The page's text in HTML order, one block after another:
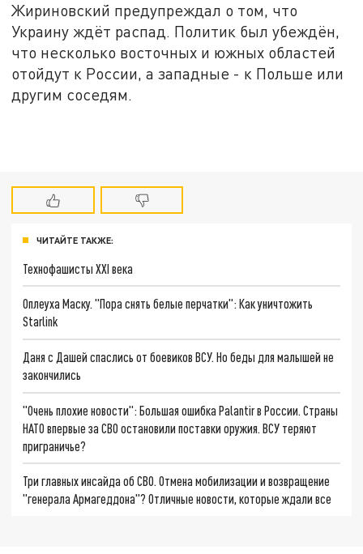
Жириновский предупреждал о том, что
Украину ждёт распад. Политик был убеждён,
что несколько восточных и южных областей
отойдут к России, а западные - к Польше или
другим соседям.
ЧИТАЙТЕ ТАКЖЕ:
Технофашисты XXI века
Оплеуха Маску. "Пора снять белые перчатки": Как уничтожить
Starlink
Даня с Дашей спаслись от боевиков ВСУ. Но беды для малышей не
закончились
"Очень плохие новости": Большая ошибка Palantir в России. Страны
НАТО впервые за СВО остановили поставки оружия. ВСУ теряют
приграничье?
Три главных инсайда об СВО. Отмена мобилизации и возвращение
"генерала Армагеддона"? Отличные новости, которые ждали все